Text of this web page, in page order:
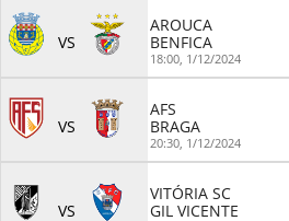
VS
AROUCA
BENFICA
18:00, 1/12/2024
VS
AFS
BRAGA
20:30, 1/12/2024
VS
VITÓRIA SC
GIL VICENTE